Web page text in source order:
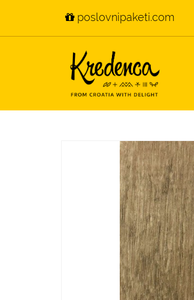
poslovnipaketi.com